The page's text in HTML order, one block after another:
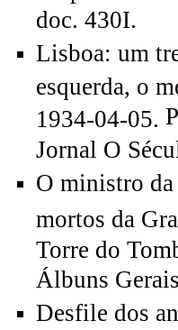
doc. 430I.
Lisboa: um
esquerda, o
1934-04-05.
Jornal O
O ministro
mortos da
Torre do
Álbuns
Desfile dos